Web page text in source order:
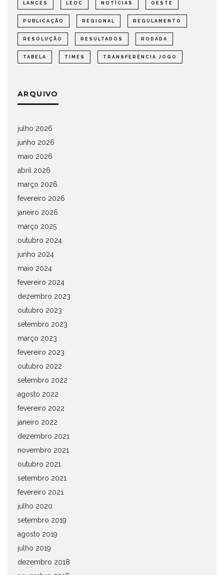
LANCES LEOC NOTÍCIAS OESTE
PUBLICAÇÃO REGIONAL REGULAMENTO
RESOLUÇÃO RESULTADOS RODADA
TABELA TIMES TRANSFERÊNCIA JOGO
ARQUIVO
julho 2026
junho 2026
maio 2026
abril 2026
março 2026
fevereiro 2026
janeiro 2026
março 2025
outubro 2024
junho 2024
maio 2024
fevereiro 2024
dezembro 2023
outubro 2023
setembro 2023
março 2023
fevereiro 2023
outubro 2022
setembro 2022
agosto 2022
fevereiro 2022
janeiro 2022
dezembro 2021
novembro 2021
outubro 2021
setembro 2021
fevereiro 2021
julho 2020
setembro 2019
agosto 2019
julho 2019
dezembro 2018